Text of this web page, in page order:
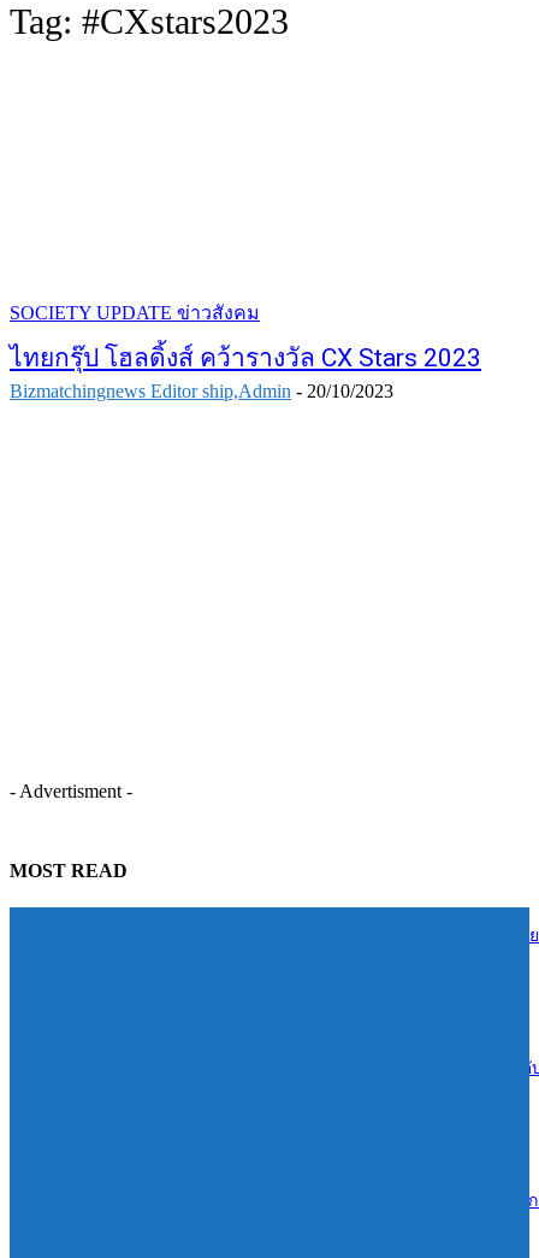
Tag: #CXstars2023
SOCIETY UPDATE ข่าวสังคม
ไทยกรุ๊ป โฮลดิ้งส์ คว้ารางวัล CX Stars 2023
Bizmatchingnews Editor ship,Admin - 20/10/2023
- Advertisment -
MOST READ
TIDLOR ส่งต่อความรู้การเงินสู่ชุมชนบ้านน้ำใส จ.ร้อยเอ็ด หนุนคนไทย
Reignwood ทุ่ม 1.4 พันล้านเปิดเกมรุก Sports & Wellness “RSPC”ยกระ
ซีพีแรม ผนึกกำลังทุกภาคส่วน สานต่อ 13 ปี “CPRAM Green Life” #ปลูก